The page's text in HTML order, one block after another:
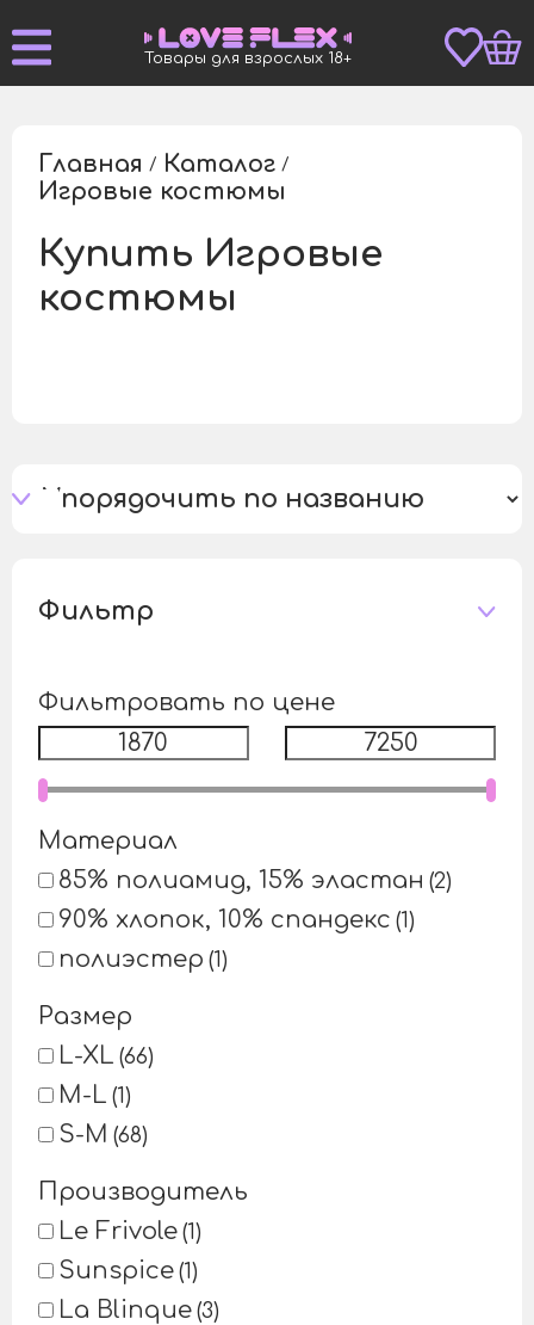
Товары для взрослых 18+
Главная / Каталог /
Игровые костюмы
Купить Игровые
костюмы
Фильтр
Фильтровать по цене
Материал
85% полиамид, 15% эластан 2
90% хлопок, 10% спандекс 1
полиэстер 1
Размер
L-XL 66
M-L 1
S-M 68
Производитель
Le Frivole 1
Sunspice 1
La Blinque 3